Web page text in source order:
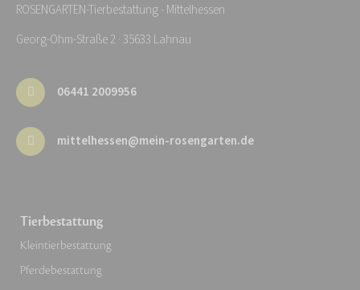
ROSENGARTEN-Tierbestattung - Mittelhessen
Georg-Ohm-Straße 2 · 35633 Lahnau
06441 2009956
mittelhessen@mein-rosengarten.de
Tierbestattung
Kleintierbestattung
Pferdebestattung